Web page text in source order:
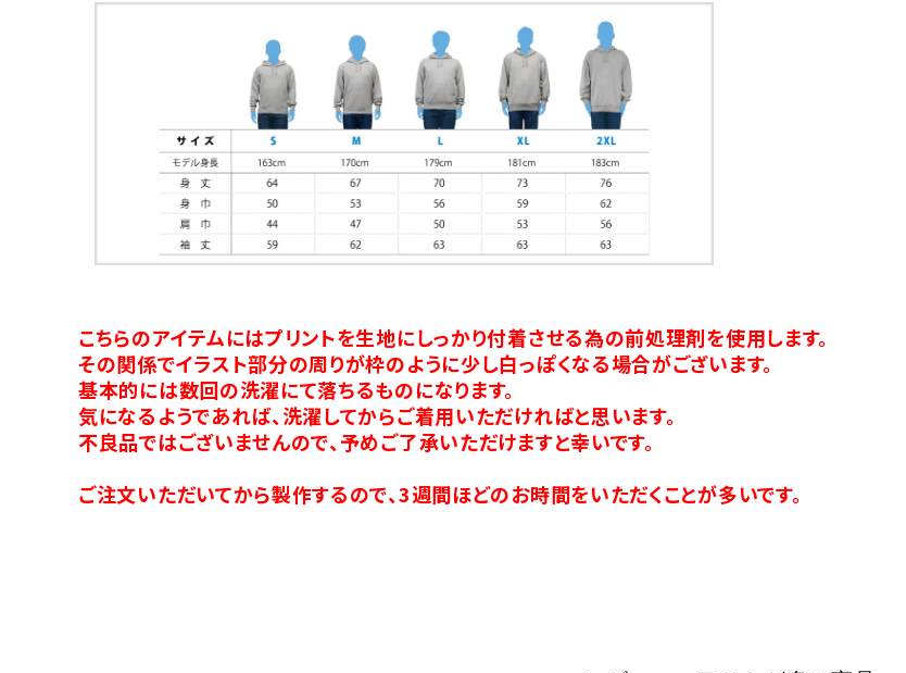
こちらのアイテムにはプリントを生地にしっかり付着させる為の前処理剤を使用します。
その関係でイラスト部分の周りが枠のように少し白っぽくなる場合がございます。
基本的には数回の洗濯にて落ちるものになります。
気になるようであれば、洗濯してからご着用いただければと思います。
不良品ではございませんので、予めご了承いただけますと幸いです。
ご注文いただいてから製作するので、3週間ほどのお時間をいただくことが多いです。